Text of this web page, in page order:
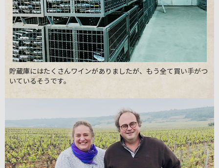
貯蔵庫にはたくさんワインがありましたが、もう全て買い手がつ
いているそうです。